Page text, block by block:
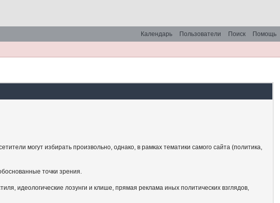
Помощь
Поиск
Пользователи
Календарь
могут избирать произвольно, однако, в рамках тематики самого сайта (политика,
точки зрения.
идеологические лозунги и клише, прямая реклама иных политических взглядов,